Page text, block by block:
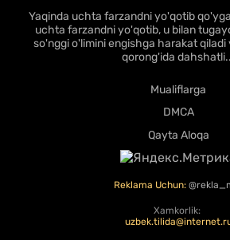
Yaqinda uchta farzandni yo'qotib
uchta farzandni yo'qotib, u bilan
so'nggi o'limini engishga harakat qiladi
qorong'ida
Mualiflarga
DMCA
Qayta Aloqa
Reklama Uchun:
Xamkorlik: